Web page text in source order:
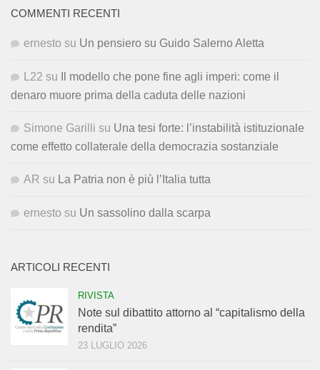
COMMENTI RECENTI
ernesto su Un pensiero su Guido Salerno Aletta
L22 su
Il modello che pone fine agli imperi: come il
denaro muore prima della caduta delle nazioni
Simone Garilli su Una tesi forte: l’instabilità istituzionale
come effetto collaterale della democrazia sostanziale
AR su La Patria non è più l’Italia tutta
ernesto su Un sassolino dalla scarpa
ARTICOLI RECENTI
RIVISTA
Note sul dibattito attorno al “capitalismo della
rendita”
23 LUGLIO 2026